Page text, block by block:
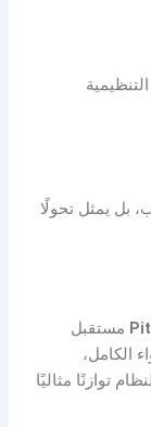
بل يمثل تحولًا
مستقبل
الكامل،
توازنًا مثاليًا